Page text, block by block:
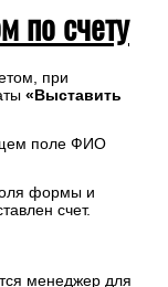
по счету
при
«Выставить
поле ФИО
формы и
счет.
менеджер для